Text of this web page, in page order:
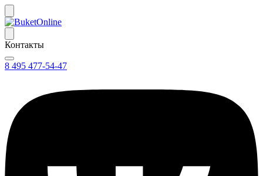
Контакты
8 495 477-54-47